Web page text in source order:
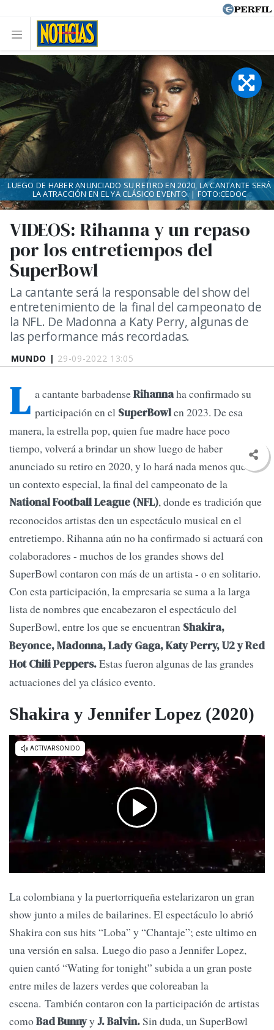
MUNDO | 29-09-2022 13:05
VIDEOS: Rihanna y un repaso
por los entretiempos del
SuperBowl
La cantante será la responsable del show del
entretenimiento de la final del campeonato de
la NFL. De Madonna a Katy Perry, algunas de
las performance más recordadas.
LUEGO DE HABER ANUNCIADO SU RETIRO EN 2020, LA CANTANTE SERÁ
LA ATRACCIÓN EN EL YA CLÁSICO EVENTO. | FOTO:CEDOC
L a cantante barbadenseRihannaha confirmado su
participación en el SuperBowlen 2023. De esa
manera, la estrella pop, quien fue madre hace poco
tiempo, volverá a brindar un show luego de haber
anunciado su retiro en 2020, y lo hará nada menos que en
un contexto especial, la final del campeonato de la
National Football League (NFL), donde es tradición que
reconocidos artistas den un espectáculo musical en el
entretiempo. Rihanna aún no ha confirmado si actuará con
colaboradores - muchos de los grandes shows del
SuperBowl contaron con más de un artista - o en solitario.
Con esta participación, la empresaria se suma a la larga
lista de nombres que encabezaron el espectáculo del
SuperBowl, entre los que se encuentran Shakira,
Beyonce, Madonna, Lady Gaga, Katy Perry, U2 y Red
Hot Chili Peppers.Estas fueron algunas de las grandes
actuaciones del ya clásico evento.
Shakira y Jennifer Lopez (2020)
La colombiana y la puertorriqueña estelarizaron un gran
show junto a miles de bailarines. El espectáculo lo abrió
Shakira con sus hits “Loba” y “Chantaje”; este ultimo en
una versión en salsa. Luego dio paso a Jennifer Lopez,
quien cantó “Wating for tonight” subida a un gran poste
entre miles de lazers verdes que coloreaban la
escena. También contaron con la participación de artistas
comoBad Bunnyy J. Balvin.Sin duda, un SuperBowl